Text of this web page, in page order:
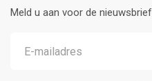
Meld u aan voor de